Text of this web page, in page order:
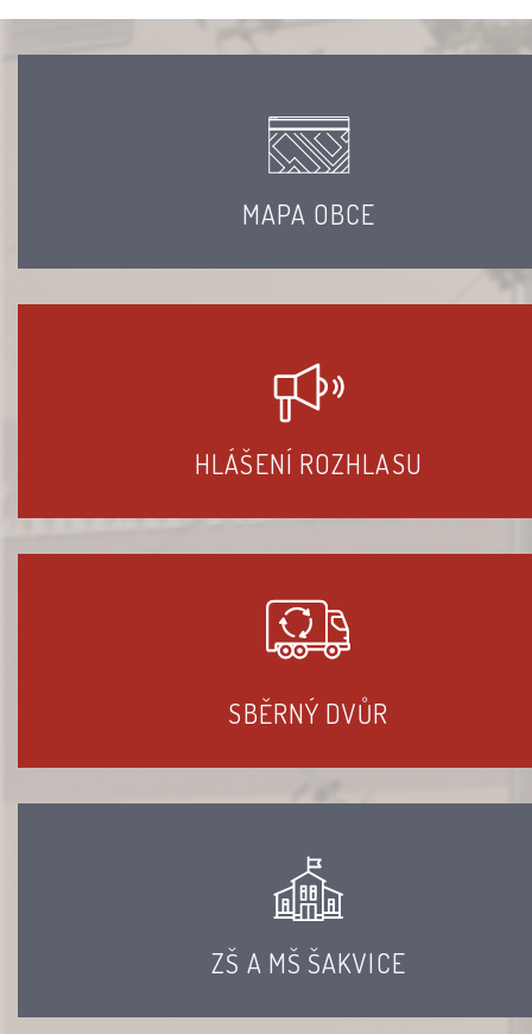
MAPA OBCE
HLÁŠENÍ ROZHLASU
SBĚRNÝ DVŮR
ZŠ A MŠ ŠAKVICE